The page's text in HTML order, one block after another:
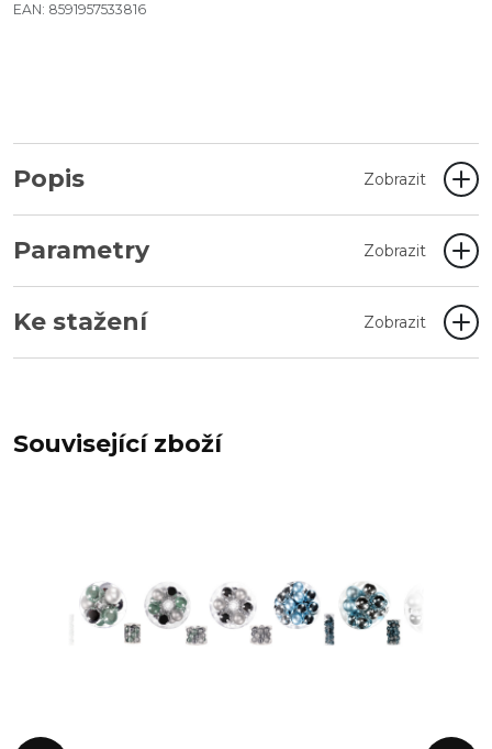
EAN: 8591957533816
Popis Zobrazit
Parametry Zobrazit
Ke stažení Zobrazit
Související zboží